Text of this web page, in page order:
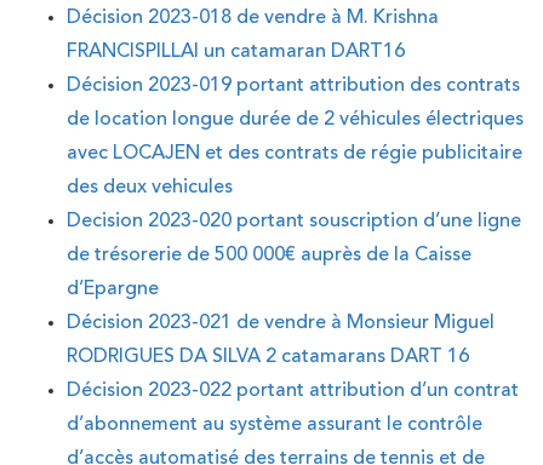
Décision 2023-018 de vendre à M. Krishna
FRANCISPILLAI un catamaran DART16
Décision 2023-019 portant attribution des contrats
de location longue durée de 2 véhicules électriques
avec LOCAJEN et des contrats de régie publicitaire
des deux vehicules
Decision 2023-020 portant souscription d’une ligne
de trésorerie de 500 000€ auprès de la Caisse
d’Epargne
Décision 2023-021 de vendre à Monsieur Miguel
RODRIGUES DA SILVA 2 catamarans DART 16
Décision 2023-022 portant attribution d’un contrat
d’abonnement au système assurant le contrôle
d’accès automatisé des terrains de tennis et de